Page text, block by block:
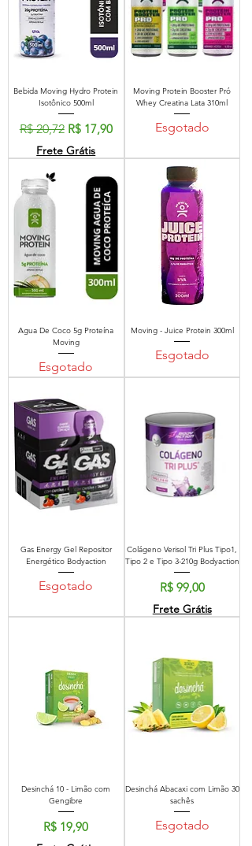
Bebida Moving Hydro Protein
Isotônico 500ml
Preço normal
R$ 20,72 Preço promocional
R$ 17,90
Frete Grátis
Moving Protein Booster Pró
Whey Creatina Lata 310ml
Esgotado
Agua De Coco 5g Proteína
Moving
Esgotado
Moving - Juice Protein 300ml
Esgotado
Gas Energy Gel Repositor
Energético Bodyaction
Esgotado
Colágeno Verisol Tri Plus Tipo1,
Tipo 2 e Tipo 3-210g Bodyaction
Preço
R$ 99,00
Frete Grátis
Desinchá 10 - Limão com
Gengibre
Preço
R$ 19,90
Desinchá Abacaxi com Limão 30
sachês
Esgotado